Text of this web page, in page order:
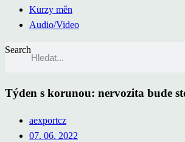
Kurzy měn
Audio/Video
Search
Týden s korunou: nervozita bude
aexportcz
07. 06. 2022